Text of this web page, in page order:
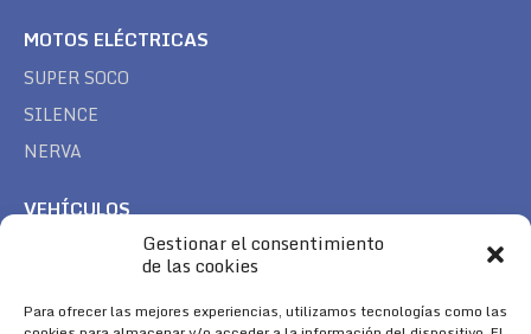
Gestionar el consentimiento
de las cookies
Para ofrecer las mejores experiencias, utilizamos tecnologías como las
MOTOS ELÉCTRICAS
SUPER SOCO
SILENCE
NERVA
VEHÍCULOS
TREK